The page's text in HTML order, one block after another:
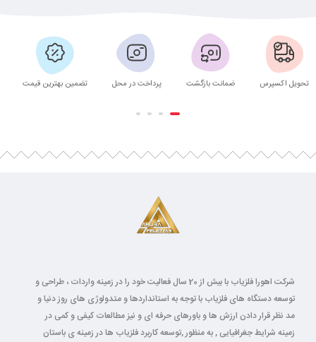
تحویل اکسپرس ضمانت بازگشت پرداخت در محل تضمین بهترین قیمت
شرکت اهورا فلزیاب با بیش از 20 سال فعالیت خود را در زمینه واردات ، طراحی و
توسعه دستگاه های فلزیاب با توجه به استانداردها و متدولوژی های روز دنیا و
مد نظر قرار دادن ارزش ها و باورهای حرفه ای و نیز مطالعات کیفی و کمی در
زمینه شرایط جغرافیایی , به منظور ,توسعه کاربرد فلزیاب ها در زمینه ی باستان